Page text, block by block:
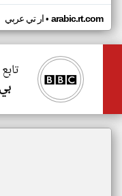
ار تي عربي• arabic.rt.com